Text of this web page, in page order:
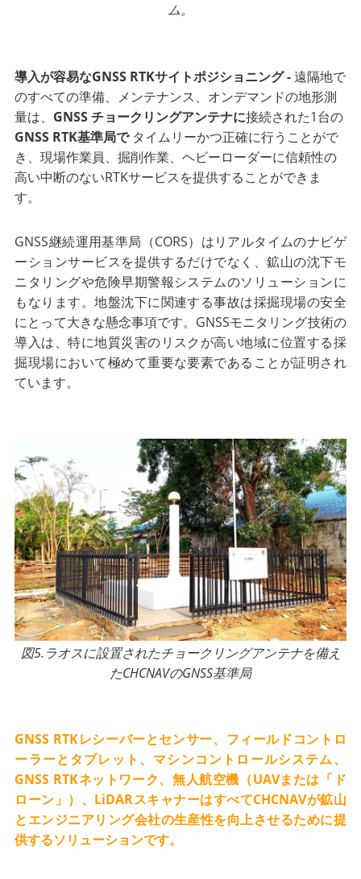
ム。
導入が容易なGNSS RTKサイトポジショニング -遠隔地で
のすべての準備、メンテナンス、オンデマンドの地形測
量は、 GNSSチョークリングアンテナに接続された1台の
GNSS RTK基準局で タイムリーかつ正確に行うことがで
き、現場作業員、掘削作業、ヘビーローダーに信頼性の
高い中断のないRTKサービスを提供することができま
す。
GNSS継続運用基準局（CORS）はリアルタイムのナビゲ
ーションサービスを提供するだけでなく、鉱山の沈下モ
ニタリングや危険早期警報システムのソリューションに
もなります。地盤沈下に関連する事故は採掘現場の安全
にとって大きな懸念事項です。GNSSモニタリング技術の
導入は、特に地質災害のリスクが高い地域に位置する採
掘現場において極めて重要な要素であることが証明され
ています。
図5.ラオスに設置されたチョークリングアンテナを備え
たCHCNAVのGNSS基準局
GNSS RTKレシーバーとセンサー、フィールドコントロ
ーラーとタブレット、マシンコントロールシステム、
GNSS RTKネットワーク、無人航空機（UAVまたは「ド
ローン」）、LiDARスキャナーはすべてCHCNAVが鉱山
とエンジニアリング会社の生産性を向上させるために提
供するソリューションです。